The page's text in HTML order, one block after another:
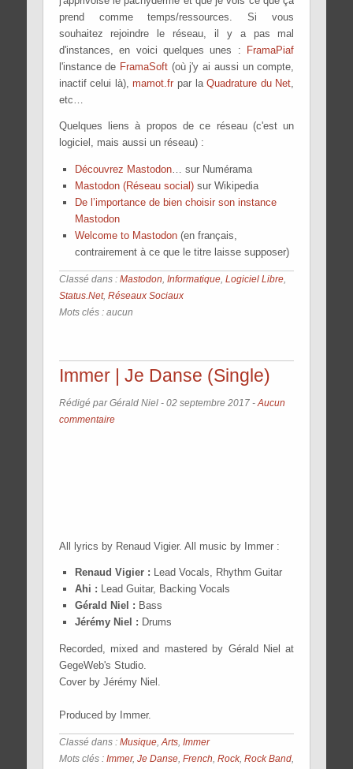
prend comme temps/ressources. Si vous
souhaitez rejoindre le réseau, il y a pas mal
d'instances, en voici quelques unes : FramaPiaf
l'instance de FramaSoft (où j'y ai aussi un compte,
inactif celui là),mamot.fr par laQuadrature du Net
etc…
Quelques liens à propos de ce réseau (c'est un
logiciel, mais aussi un réseau) :
Découvrez Mastodon… sur Numérama
Mastodon (Réseau social)sur Wikipedia
De l’importance de bien choisir son instance
Mastodon
Welcome to Mastodon(en français,
contrairement à ce que le titre laisse supposer)
Classé dans : Mastodon Informatique, Logiciel Libre,
Status.Net, Réseaux Sociaux
Mots clés : aucun
Immer | Je Danse (Single)
Rédigé par Gérald Niel - 02 septembre 2017- Aucun
commentaire
All lyrics by Renaud Vigier. All music by Immer :
Renaud Vigier : Lead Vocals, Rhythm Guitar
Ahi : Lead Guitar, Backing Vocals
Gérald Niel : Bass
Jérémy Niel : Drums
Recorded, mixed and mastered by Gérald Niel at
GegeWeb's Studio.
Cover by Jérémy Niel.
Produced by Immer.
Classé dans : Musique, Arts, Immer
Mots clés : Immer, Je Danse, French Rock, Rock Band,